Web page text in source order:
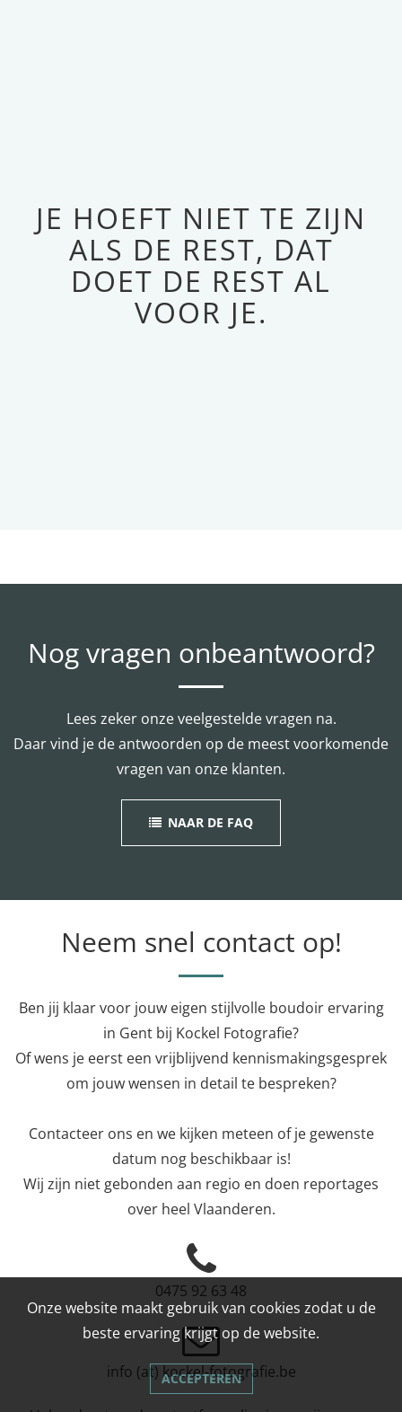
JE HOEFT NIET TE ZIJN
ALS DE REST, DAT
DOET DE REST AL
VOOR JE.
Nog vragen onbeantwoord?
Lees zeker onze veelgestelde vragen na.
Daar vind je de antwoorden op de meest voorkomende
vragen van onze klanten.
NAAR DE FAQ
Neem snel contact op!
Ben jij klaar voor jouw eigen stijlvolle boudoir ervaring
in Gent bij Kockel Fotografie?
Of wens je eerst een vrijblijvend kennismakingsgesprek
om jouw wensen in detail te bespreken?
Contacteer ons en we kijken meteen of je gewenste
datum nog beschikbaar is!
Wij zijn niet gebonden aan regio en doen reportages
over heel Vlaanderen.
0475 92 63 48
info (at) kockel-fotografie.be
Onze website maakt gebruik van cookies zodat u de
beste ervaring krijgt op de website.
ACCEPTEREN